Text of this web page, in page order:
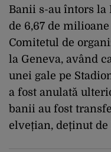
Banii s-au întors
de 6,67 de
Comitetul de
la Geneva, având
unei gale pe
a fost anulată
banii au fost
elvețian, deținut